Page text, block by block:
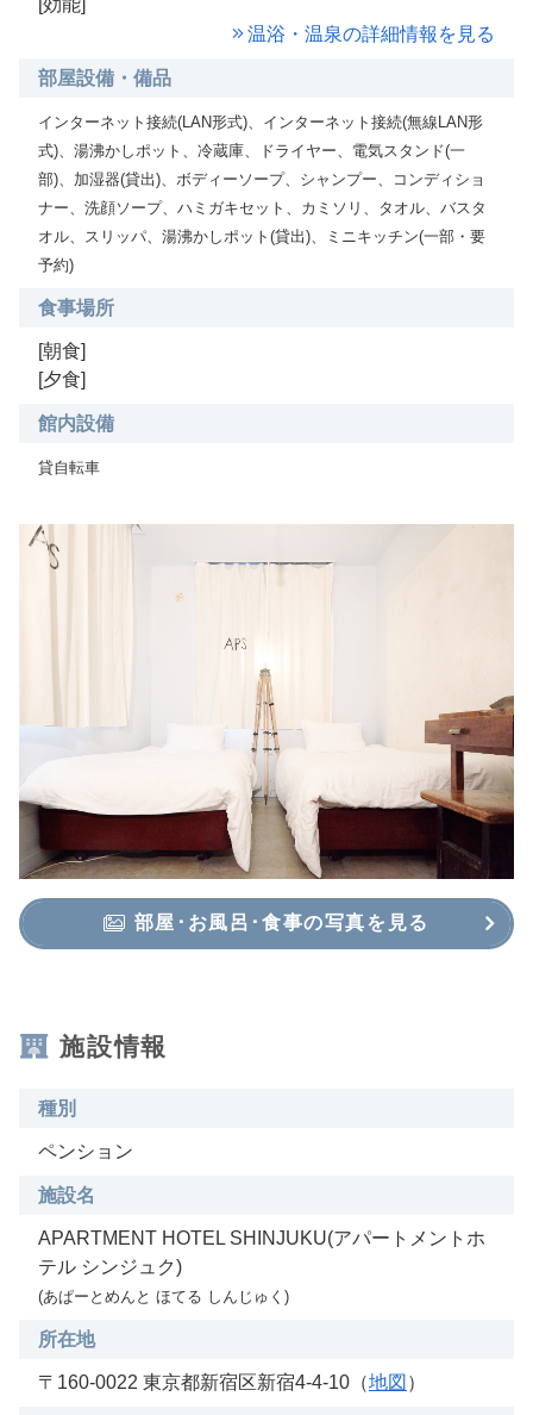
温浴・温泉の詳細情報を見る
部屋設備・備品
インターネット接続(LAN形式)、インターネット接続(無線LAN形
式)、湯沸かしポット、冷蔵庫、ドライヤー、電気スタンド(一
部)、加湿器(貸出)、ボディーソープ、シャンプー、コンディショ
ナー、洗顔ソープ、ハミガキセット、カミソリ、タオル、バスタ
オル、スリッパ、湯沸かしポット(貸出)、ミニキッチン(一部・要
予約)
食事場所
[朝食]
[夕食]
館内設備
貸自転車
部屋･お風呂･食事の写真を見る
施設情報
種別
ペンション
施設名
APARTMENT HOTEL SHINJUKU(アパートメントホ
テル シンジュク)
(あぱーとめんと ほてる しんじゅく)
所在地
〒160-0022 東京都新宿区新宿4-4-10（地図 ）